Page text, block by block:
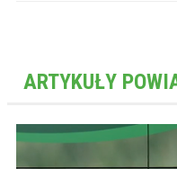
ARTYKUŁY